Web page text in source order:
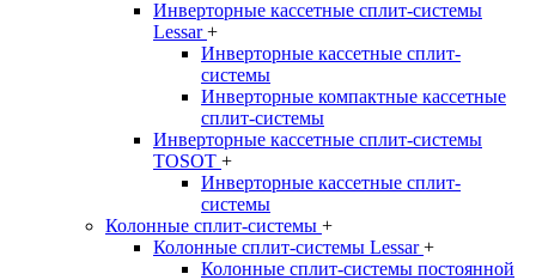
Инверторные кассетные сплит-системы
Lessar+
Инверторные кассетные сплит-
системы
Инверторные компактные кассетные
сплит-системы
Инверторные кассетные сплит-системы
TOSOT +
Инверторные кассетные сплит-
системы
Колонные сплит-системы +
Колонные сплит-системы Lessar+
Колонные сплит-системы постоянной